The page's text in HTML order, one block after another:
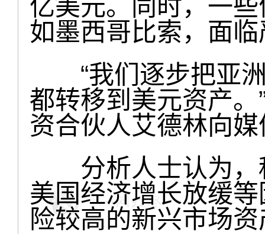
亿美元。同时，一
如墨西哥比索，面
“我们逐步把亚洲
都转移到美元资产
资合伙人艾德林向
分析人士认为，
美国经济增长放缓
险较高的新兴市场